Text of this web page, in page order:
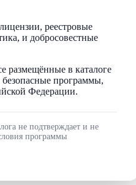
реестровые
и добросовестные
размещённые в каталоге
программы,
Федерации.
не подтверждает и не
программы